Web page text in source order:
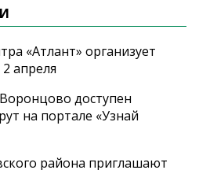
«Атлант» организует
апреля
доступен
на портале «Узнай
района приглашают